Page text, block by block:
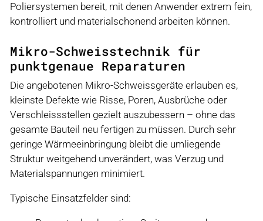
Poliersystemen bereit, mit denen Anwender extrem fein,
kontrolliert und materialschonend arbeiten können.
Mikro-Schweisstechnik für
punktgenaue Reparaturen
Die angebotenen Mikro-Schweissgeräte erlauben es,
kleinste Defekte wie Risse, Poren, Ausbrüche oder
Verschleissstellen gezielt auszubessern – ohne das
gesamte Bauteil neu fertigen zu müssen. Durch sehr
geringe Wärmeeinbringung bleibt die umliegende
Struktur weitgehend unverändert, was Verzug und
Materialspannungen minimiert.
Typische Einsatzfelder sind: